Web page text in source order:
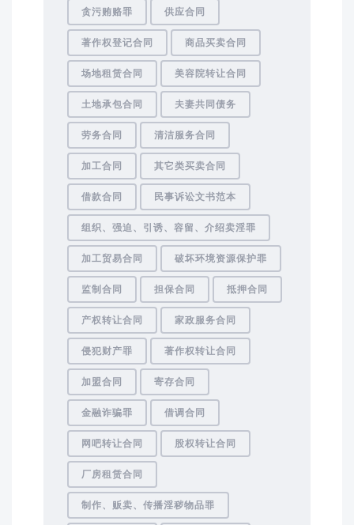
贪污贿赂罪 供应合同
著作权登记合同 商品买卖合同
场地租赁合同 美容院转让合同
土地承包合同 夫妻共同债务
劳务合同 清洁服务合同
加工合同 其它类买卖合同
借款合同 民事诉讼文书范本
组织、强迫、引诱、容留、介绍卖淫罪
加工贸易合同 破坏环境资源保护罪
监制合同 担保合同 抵押合同
产权转让合同 家政服务合同
侵犯财产罪 著作权转让合同
加盟合同 寄存合同
金融诈骗罪 借调合同
网吧转让合同 股权转让合同
厂房租赁合同
制作、贩卖、传播淫秽物品罪